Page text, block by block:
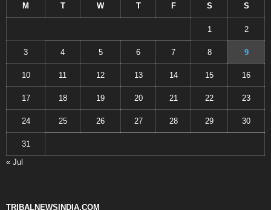
M T W T F S S
1 2
3 4 5 6 7 8 9
10 11 12 13 14 15 16
17 18 19 20 21 22 23
24 25 26 27 28 29 30
31
« Jul
TRIBALNEWSINDIA.COM